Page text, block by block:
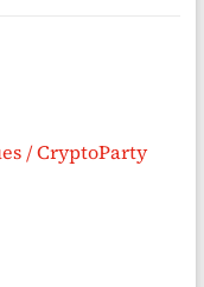
/ CryptoParty